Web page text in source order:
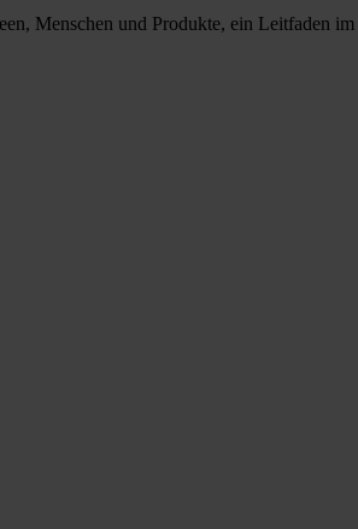
Menschen und Produkte, ein Leitfaden